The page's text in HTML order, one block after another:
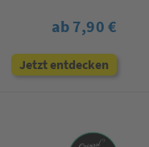
ab 7,90 €
Jetzt entdecken